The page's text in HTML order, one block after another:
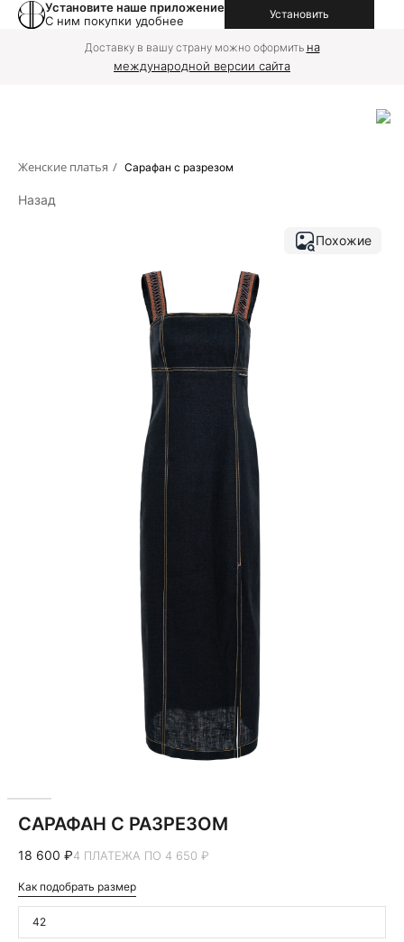
Установите наше приложение
С ним покупки удобнее
Установить
Доставку в вашу страну можно оформить на
международной версии сайта
Женские платья / Сарафан с разрезом
Назад
Похожие
САРАФАН С РАЗРЕЗОМ
18 600 ₽4 ПЛАТЕЖА ПО 4 650 ₽
Как подобрать размер
42